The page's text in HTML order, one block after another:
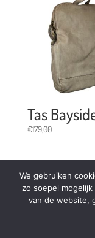
Tas
€179,00
We gebruiken
zo soepel
van de website,